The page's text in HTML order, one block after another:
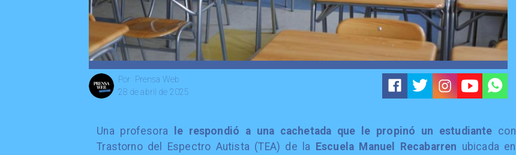
Prensa Web
Por
28 de abril de 2025
Una profesora le respondió a una cachetada que le propinó un estudiante con
Trastorno del Espectro Autista (TEA) de la Escuela Manuel Recabarren ubicada en